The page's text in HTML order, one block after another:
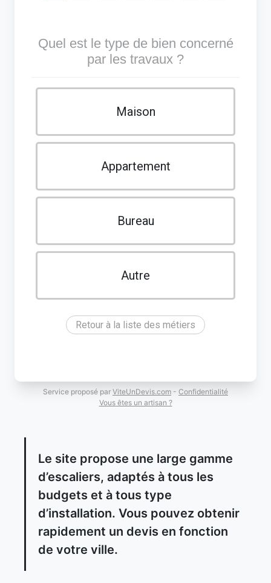
Quel est le type de bien concerné
par les travaux ?
Maison
Appartement
Bureau
Autre
Retour à la liste des métiers
Service proposé par ViteUnDevis.com - Confidentialité
Vous êtes un artisan ?
Le site propose une large gamme
d’escaliers, adaptés à tous les
budgets et à tous type
d’installation. Vous pouvez obtenir
rapidement un devis en fonction
de votre ville.